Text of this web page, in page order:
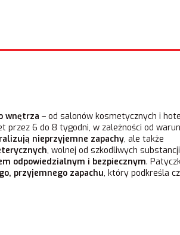
wnętrza – od salonów kosmetycznych i
przez 6 do 8 tygodni, w zależności od
nieprzyjemne zapachy, ale także
, wolnej od szkodliwych
odpowiedzialnym i bezpiecznym.
przyjemnego zapachu, który podkreśla